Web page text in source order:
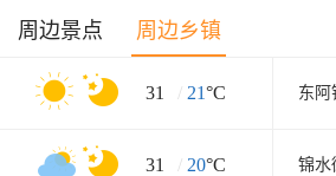
周边景点 周边乡镇
31 / 21°C 东阿
31 / 20°C 锦水